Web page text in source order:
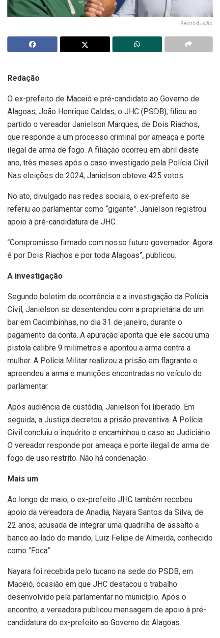
Reprodução
Redação
O ex-prefeito de Maceió e pré-candidato ao Governo de
Alagoas, João Henrique Caldas, o JHC (PSDB), filiou ao
partido o vereador Janielson Marques, de Dois Riachos,
que responde a um processo criminal por ameaça e porte
ilegal de arma de fogo. A filiação ocorreu em abril deste
ano, três meses após o caso investigado pela Polícia Civil.
Nas eleições de 2024, Janielson obteve 425 votos.
No ato, divulgado nas redes sociais, o ex-prefeito se
referiu ao parlamentar como “gigante”. Janielson registrou
apoio à pré-candidatura de JHC.
“Compromisso firmado com nosso futuro governador. Agora
é por Dois Riachos e por toda Alagoas”, publicou.
A investigação
Segundo boletim de ocorrência e a investigação da Polícia
Civil, Janielson se desentendeu com a proprietária de um
bar em Cacimbinhas, no dia 31 de janeiro, durante o
pagamento da conta. A apuração aponta que ele sacou uma
pistola calibre 9 milímetros e apontou a arma contra a
mulher. A Polícia Militar realizou a prisão em flagrante e
apreendeu a arma e munições encontradas no veículo do
parlamentar.
Após audiência de custódia, Janielson foi liberado. Em
seguida, a Justiça decretou a prisão preventiva. A Polícia
Civil concluiu o inquérito e encaminhou o caso ao Judiciário.
O vereador responde por ameaça e porte ilegal de arma de
fogo de uso restrito. Não há condenação.
Mais um
Ao longo de maio, o ex-prefeito JHC também recebeu
apoio da vereadora de Anadia, Nayara Santos da Silva, de
22 anos, acusada de integrar uma quadrilha de assalto a
banco ao lado do marido, Luiz Felipe de Almeida, conhecido
como “Foca”.
Nayara foi recebida pelo tucano na sede do PSDB, em
Maceió, ocasião em que JHC destacou o trabalho
desenvolvido pela parlamentar no município. Após o
encontro, a vereadora publicou mensagem de apoio à pré-
candidatura do ex-prefeito ao Governo de Alagoas.